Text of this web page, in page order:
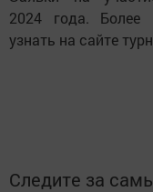
2024 года. Более
узнать на сайте
Следите за